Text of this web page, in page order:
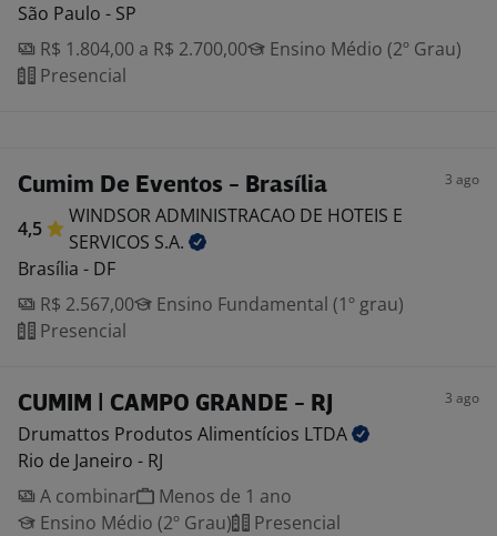
São Paulo - SP
R$ 1.804,00 a R$ 2.700,00
Ensino Médio (2º Grau)
Presencial
Cumim De Eventos - Brasília 3 ago
4,5
WINDSOR ADMINISTRACAO DE HOTEIS E
SERVICOS S.A.
Brasília - DF
R$ 2.567,00
Ensino Fundamental (1º grau)
Presencial
CUMIM | CAMPO GRANDE - RJ 3 ago
Drumattos Produtos Alimentícios LTDA
Rio de Janeiro - RJ
A combinar
Menos de 1 ano
Ensino Médio (2º Grau)
Presencial